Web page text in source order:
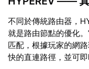
不同於傳統路由器，
就是路由節點的優化
匹配，根據玩家的網
快的直連路徑，並可即